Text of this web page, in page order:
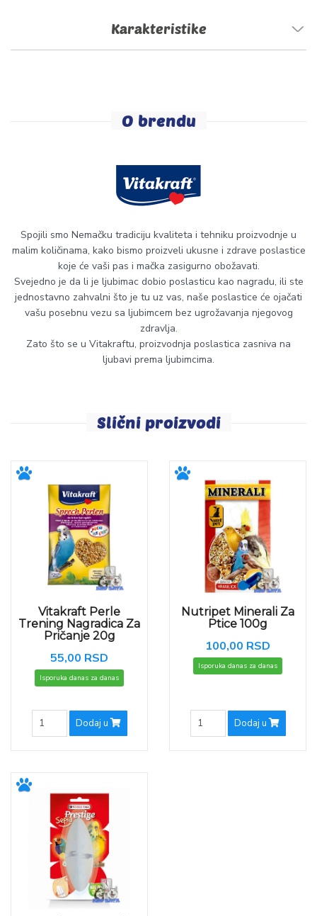
Karakteristike
O brendu
Spojili smo Nemačku tradiciju kvaliteta i tehniku proizvodnje u
malim količinama, kako bismo proizveli ukusne i zdrave poslastice
koje će vaši pas i mačka zasigurno obožavati.
Svejedno je da li je ljubimac dobio poslasticu kao nagradu, ili ste
jednostavno zahvalni što je tu uz vas, naše poslastice će ojačati
vašu posebnu vezu sa ljubimcem bez ugrožavanja njegovog
zdravlja.
Zato što se u Vitakraftu, proizvodnja poslastica zasniva na
ljubavi prema ljubimcima.
Slični proizvodi
Vitakraft Perle
Trening Nagradica Za
Pričanje 20g
55,00 RSD
Isporuka danas za danas
Dodaj u
Nutripet Minerali Za
Ptice 100g
100,00 RSD
Isporuka danas za danas
Dodaj u